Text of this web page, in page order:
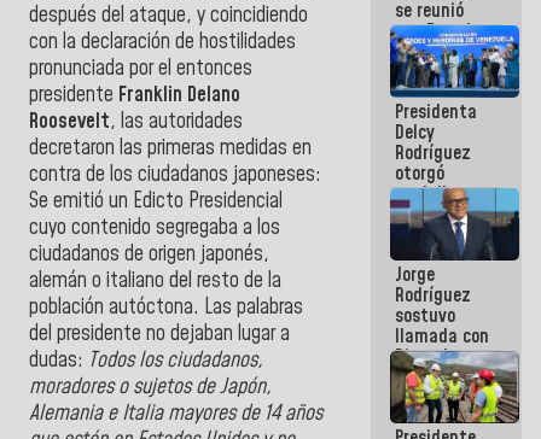
después del ataque, y coincidiendo
con la declaración de hostilidades
pronunciada por el entonces
presidente Franklin Delano
Roosevelt, las autoridades
decretaron las primeras medidas en
contra de los ciudadanos japoneses:
Se emitió un Edicto Presidencial
cuyo contenido segregaba a los
ciudadanos de origen japonés,
alemán o italiano del resto de la
población autóctona. Las palabras
del presidente no dejaban lugar a
dudas: Todos los ciudadanos,
moradores o sujetos de Japón,
Alemania e Italia mayores de 14 años
se reunió
con Estado
Mayor
Eléctrico
para
abordar
planes de
acción
Presidenta
Delcy
Rodríguez
otorgó
medalla
"Héroe de
Venezuela"
a servidores
públicos
Jorge
Rodríguez
sostuvo
llamada con
Dinorah
Figuera y
acuerdan
primer